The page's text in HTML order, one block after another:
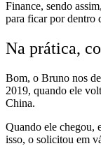
Finance, sendo
para ficar por dentro
Na prática,
Bom, o Bruno nos
2019, quando ele
China.
Quando ele chegou,
isso, o solicitou em